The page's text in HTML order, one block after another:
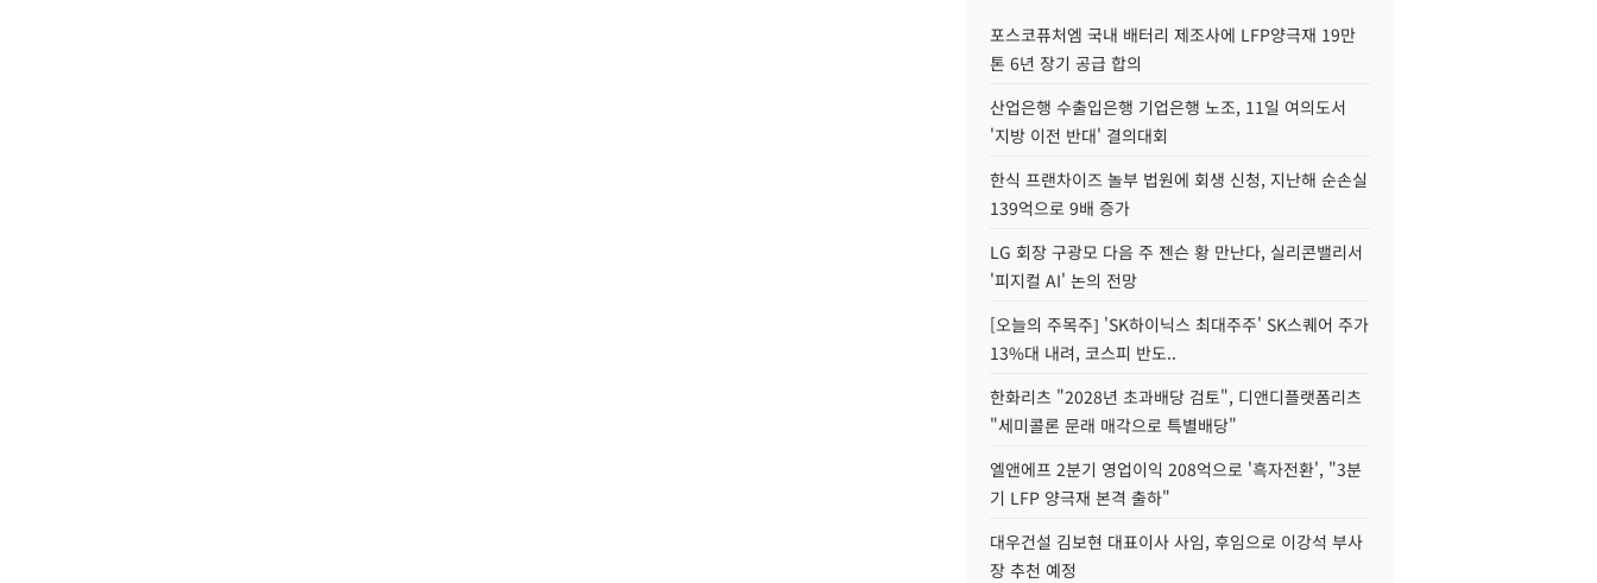
포스코퓨처엠 국내 배터리 제조사에 LFP양극재 19만
톤 6년 장기 공급 합의
산업은행 수출입은행 기업은행 노조, 11일 여의도서
'지방 이전 반대' 결의대회
한식 프랜차이즈 놀부 법원에 회생 신청, 지난해 순손실
139억으로 9배 증가
LG 회장 구광모 다음 주 젠슨 황 만난다, 실리콘밸리서
'피지컬 AI' 논의 전망
[오늘의 주목주] 'SK하이닉스 최대주주' SK스퀘어 주가
13%대 내려, 코스피 반도..
한화리츠 "2028년 초과배당 검토", 디앤디플랫폼리츠
"세미콜론 문래 매각으로 특별배당"
엘앤에프 2분기 영업이익 208억으로 '흑자전환', "3분
기 LFP 양극재 본격 출하"
대우건설 김보현 대표이사 사임, 후임으로 이강석 부사
장 추천 예정